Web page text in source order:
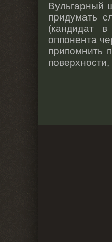
Вульгарный
придумать
(кандидат
оппонента
припомнить